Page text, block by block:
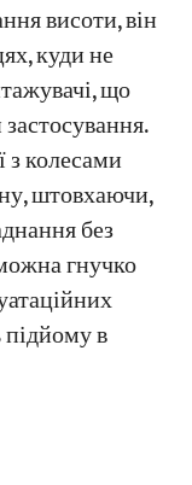
висоти, він
куди не
що
з колесами
штовхаючи,
без
гнучко
в